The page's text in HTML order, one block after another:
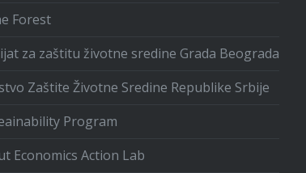
Forest
za zaštitu životne sredine Grada Beograda
Zaštite Životne Sredine Republike Srbije
Program
Economics Action Lab